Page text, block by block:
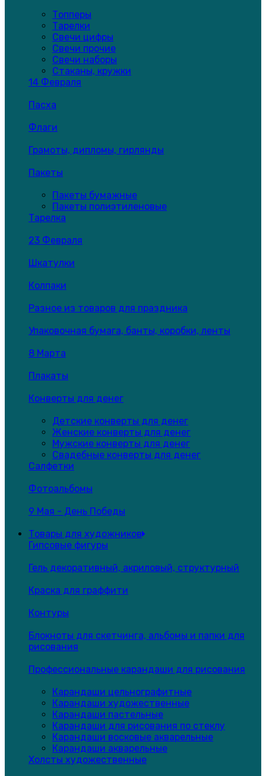
Топперы
Тарелки
Свечи цифры
Свечи прочие
Свечи наборы
Стаканы, кружки
14 Февраля
Пасха
Флаги
Грамоты, дипломы, гирлянды
Пакеты
Пакеты бумажные
Пакеты полиэтиленовые
Тарелка
23 Февраля
Шкатулки
Колпаки
Разное из товаров для праздника
Упаковочная бумага, банты, коробки, ленты
8 Марта
Плакаты
Конверты для денег
Детские конверты для денег
Женские конверты для денег
Мужские конверты для денег
Свадебные конверты для денег
Салфетки
Фотоальбомы
9 Мая - День Победы
Товары для художников
Гипсовые фигуры
Гель декоративный, акриловый, структурный
Краска для граффити
Контуры
Блокноты для скетчинга, альбомы и папки для
рисования
Профессиональные карандаши для рисования
Карандаши цельнографитные
Карандаши художественные
Карандаши пастельные
Карандаши для рисования по стеклу
Карандаши восковые акварельные
Карандаши акварельные
Холсты художественные